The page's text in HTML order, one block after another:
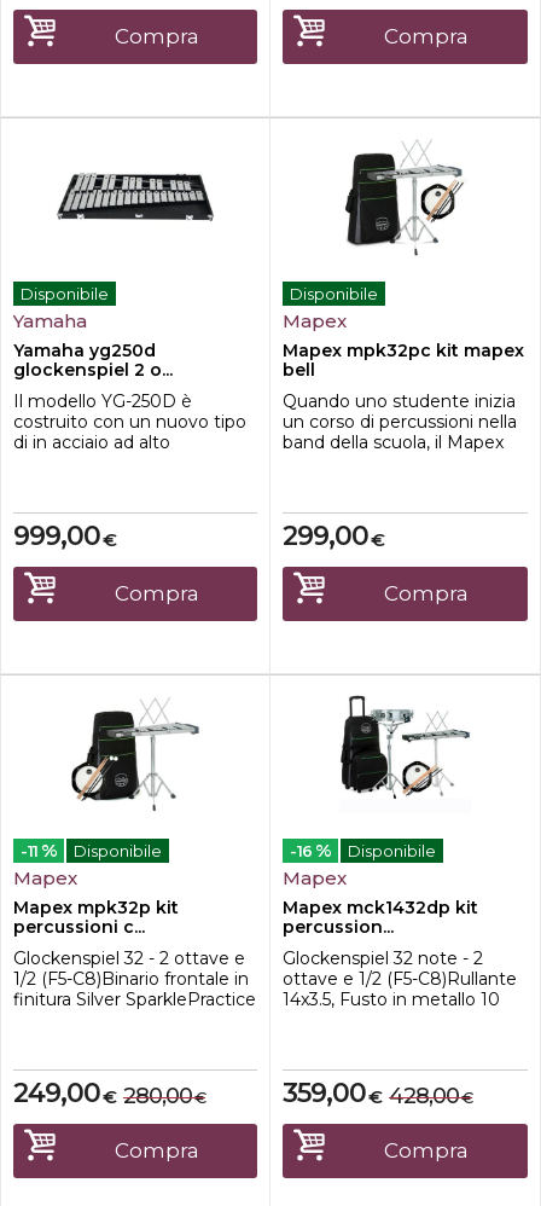
Compra Compra
Disponibile
Yamaha
Yamaha yg250d
glockenspiel 2 o...
Il modello YG-250D è
costruito con un nuovo tipo
di in acciaio ad alto
ottenere un suono sempre
puro e chiaro. La stringa di
supporto è posizionata sul
punto nodale della barra ed il
montaggio è realizzato solo
su un lato...
€
999,00
Compra
Disponibile
Mapex
Mapex mpk32pc kit mapex
bell
Quando uno studente inizia
un corso di percussioni nella
band della scuola, il Mapex
Mapex viene fornito in una
resistente custodia con
ruote in stile trolley ed una
maniglia per un facile
trasporto, barre di meta...
€
299,00
Compra
-11 % Disponibile
Mapex
Mapex mpk32p kit
percussioni c...
Glockenspiel 32 - 2 ottave e
1/2 (F5-C8)Binario frontale in
finitura Silver SparklePractice
HBCustodia Morbida
€
249,00 €
280,00
Compra
-16 % Disponibile
Mapex
Mapex mck1432dp kit
percussion...
Glockenspiel 32 note - 2
ottave e 1/2 (F5-C8)Rullante
14x3.5, Fusto in metallo 10
accordabileStand
regolabileBacchette e mallet
Innovative Percussion IP-
HBTrolley per il Trasporto
€
359,00 €
428,00
Compra